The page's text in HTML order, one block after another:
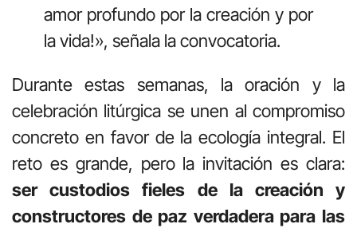
amor profundo por la creación y por
la vida!», señala la convocatoria.
Durante estas semanas, la oración y la
celebración litúrgica se unen al compromiso
concreto en favor de la ecología integral. El
reto es grande, pero la invitación es clara:
ser custodios fieles de la creación y
constructores de paz verdadera para las